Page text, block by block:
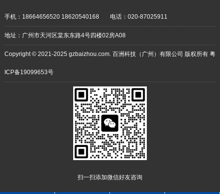
手机：18664656520 18620540168 电话：020-87025911
地址：广州市天河区棠东东路4号四楼02房A08
Copyright © 2021-2025 gzbaizhou.com. 百洲科技（广州）有限公司 版权所有 粤
ICP备19099653号
扫一扫添加微信好友咨询